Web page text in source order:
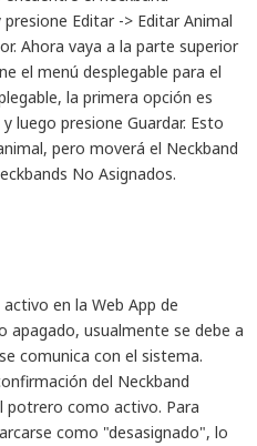
Editar -> Editar Animal
Ahora vaya a la parte superior
el menú desplegable para el
la primera opción es
luego presione Guardar. Esto
pero moverá el Neckband
No Asignados.
en la Web App de
apagado, usualmente se debe a
comunica con el sistema.
del Neckband
como activo. Para
como "desasignado", lo